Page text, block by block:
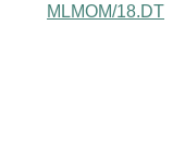
MLMOM/18.DT